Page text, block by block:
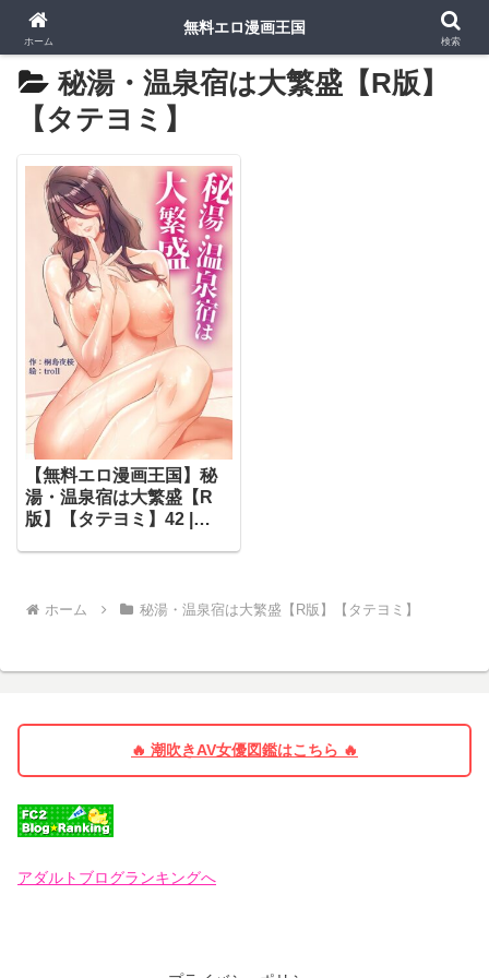
秘湯・温泉宿は大繁盛【R版】
【タテヨミ】
【無料エロ漫画王国】秘
湯・温泉宿は大繁盛【R
版】【タテヨミ】42 |
ホーム 秘湯・温泉宿は大繁盛【R版】【タテヨミ】
🔥 潮吹きAV女優図鑑はこちら 🔥
アダルトブログランキングへ
ホーム
無料エロ漫画王国
検索